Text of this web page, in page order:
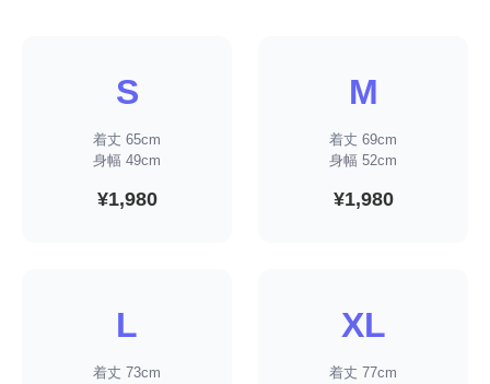
S
着丈 65cm
身幅 49cm
¥1,980
M
着丈 69cm
身幅 52cm
¥1,980
L
着丈 73cm
XL
着丈 77cm